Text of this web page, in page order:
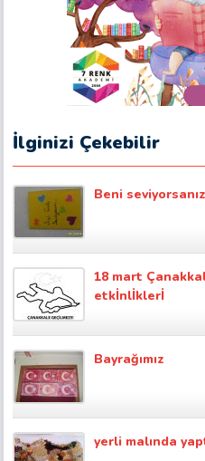
İlginizi Çekebilir
Beni
18 mart
etkİnlİklerİ
Bayrağımız
yerli malında